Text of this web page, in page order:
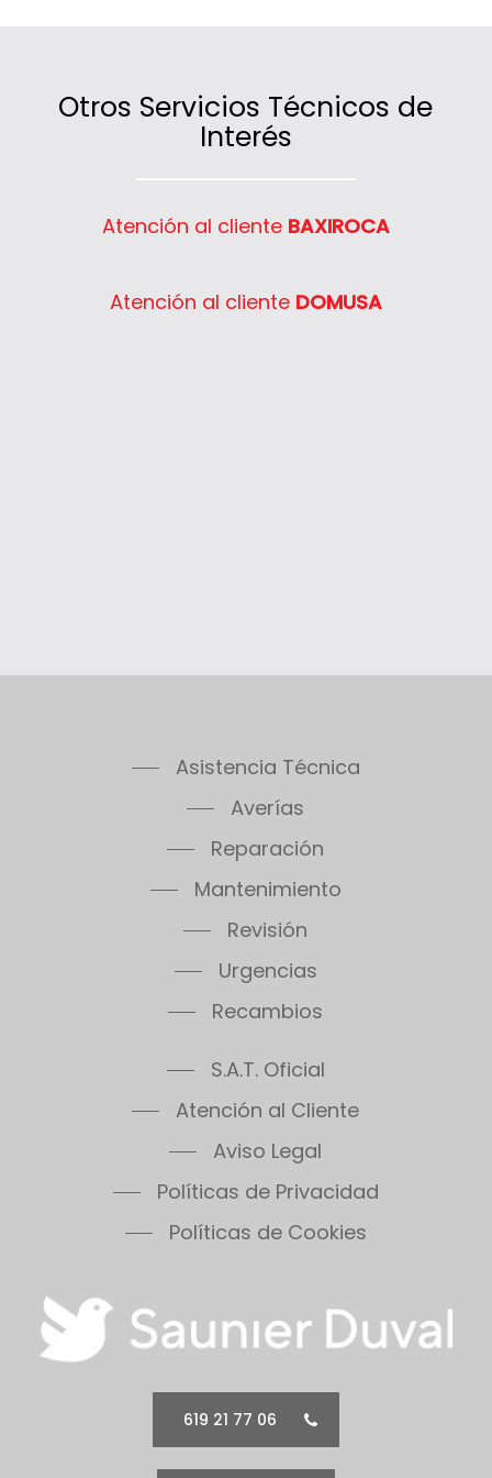
Otros Servicios Técnicos de
Interés
Atención al cliente BAXIROCA
Atención al cliente DOMUSA
Asistencia Técnica
Averías
Reparación
Mantenimiento
Revisión
Urgencias
Recambios
S.A.T. Oficial
Atención al Cliente
Aviso Legal
Políticas de Privacidad
Políticas de Cookies
619 21 77 06